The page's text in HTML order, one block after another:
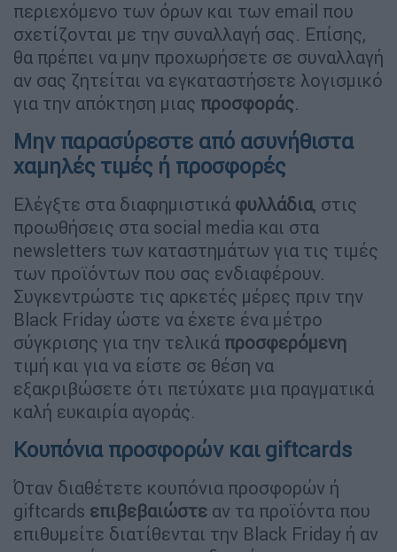
περιεχόμενο των όρων και των email που
σχετίζονται με την συναλλαγή σας. Επίσης,
θα πρέπει να μην προχωρήσετε σε συναλλαγή
αν σας ζητείται να εγκαταστήσετε λογισμικό
για την απόκτηση μιας προσφοράς.
Μην παρασύρεστε από ασυνήθιστα
χαμηλές τιμές ή προσφορές
Ελέγξτε στα διαφημιστικά φυλλάδια, στις
προωθήσεις στα social media και στα
newsletters των καταστημάτων για τις τιμές
των προϊόντων που σας ενδιαφέρουν.
Συγκεντρώστε τις αρκετές μέρες πριν την
Black Friday ώστε να έχετε ένα μέτρο
σύγκρισης για την τελικά προσφερόμενη
τιμή και για να είστε σε θέση να
εξακριβώσετε ότι πετύχατε μια πραγματικά
καλή ευκαιρία αγοράς.
Κουπόνια προσφορών και giftcards
Όταν διαθέτετε κουπόνια προσφορών ή
giftcards επιβεβαιώστε αν τα προϊόντα που
επιθυμείτε διατίθενται την Black Friday ή αν